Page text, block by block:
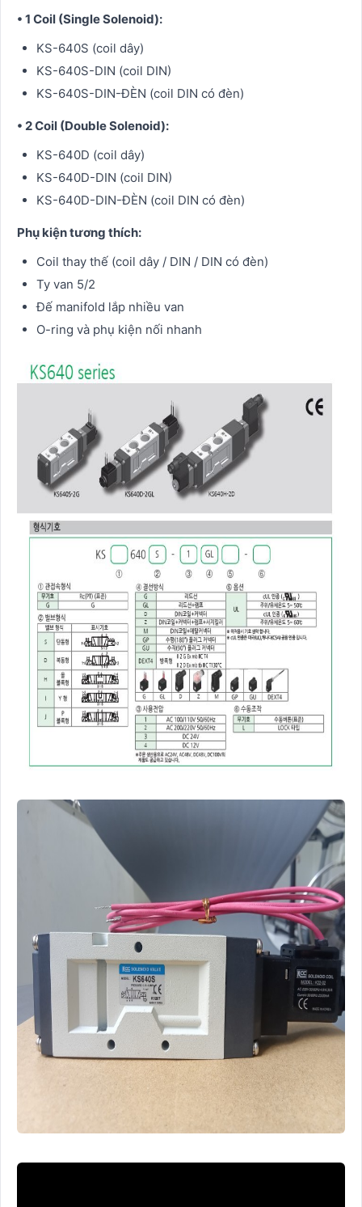
• 1 Coil (Single Solenoid):
KS-640S (coil dây)
KS-640S-DIN (coil DIN)
KS-640S-DIN-ĐÈN (coil DIN có đèn)
• 2 Coil (Double Solenoid):
KS-640D (coil dây)
KS-640D-DIN (coil DIN)
KS-640D-DIN-ĐÈN (coil DIN có đèn)
Phụ kiện tương thích:
Coil thay thế (coil dây / DIN / DIN có đèn)
Ty van 5/2
Đế manifold lắp nhiều van
O-ring và phụ kiện nối nhanh